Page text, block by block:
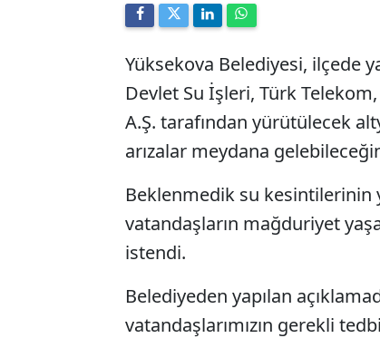
Yüksekova Belediyesi, ilçede
Devlet Su İşleri, Türk
A.Ş. tarafından yürütülecek
arızalar meydana
Beklenmedik su kesintilerinin
vatandaşların mağduriyet
istendi.
Belediyeden yapılan
vatandaşlarımızın gerekli